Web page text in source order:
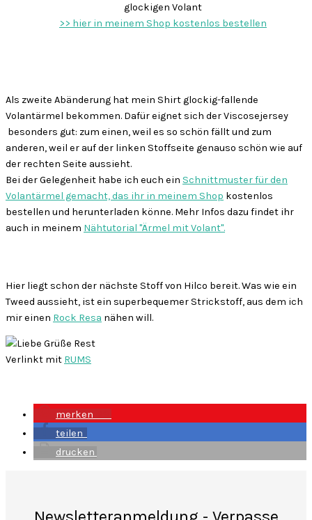
glockigen Volant
>> hier in meinem Shop kostenlos bestellen
Als zweite Abänderung hat mein Shirt glockig-fallende
Volantärmel bekommen. Dafür eignet sich der Viscosejersey
besonders gut: zum einen, weil es so schön fällt und zum
anderen, weil er auf der linken Stoffseite genauso schön wie auf
der rechten Seite aussieht.
Bei der Gelegenheit habe ich euch ein Schnittmuster für den
Volantärmel gemacht, das ihr in meinem Shop kostenlos
bestellen und herunterladen könne. Mehr Infos dazu findet ihr
auch in meinem Nähtutorial "Ärmel mit Volant".
Hier liegt schon der nächste Stoff von Hilco bereit. Was wie ein
Tweed aussieht, ist ein superbequemer Strickstoff, aus dem ich
mir einen Rock Resa nähen will.
Verlinkt mit RUMS
merken
teilen
drucken